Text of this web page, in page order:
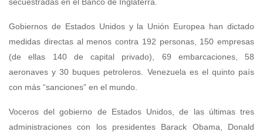
Gobiernos de Estados Unidos y la Unión Europea han dictado
medidas directas al menos contra 192 personas, 150 empresas
(de ellas 140 de capital privado), 69 embarcaciones, 58
aeronaves y 30 buques petroleros. Venezuela es el quinto país
con más “sanciones” en el mundo.
Voceros del gobierno de Estados Unidos, de las últimas tres
administraciones con los presidentes Barack Obama, Donald